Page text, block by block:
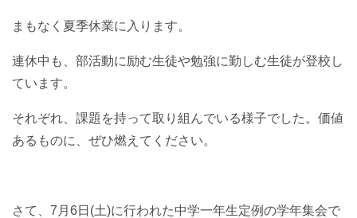
まもなく夏季休業に入ります。
連休中も、部活動に励む生徒や勉強に勤しむ生徒が登校し
ています。
それぞれ、課題を持って取り組んでいる様子でした。価値
あるものに、ぜひ燃えてください。
さて、7月6日(土)に行われた中学一年生定例の学年集会で